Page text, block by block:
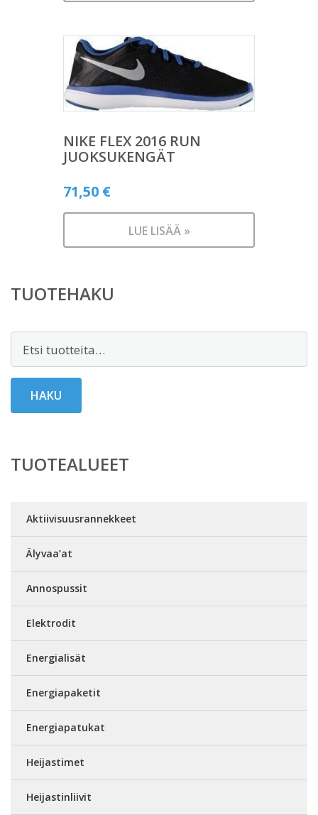
NIKE FLEX 2016 RUN
JUOKSUKENGÄT
71,50 €
LUE LISÄÄ »
TUOTEHAKU
HAKU
TUOTEALUEET
Aktiivisuusrannekkeet
Älyvaa’at
Annospussit
Elektrodit
Energialisät
Energiapaketit
Energiapatukat
Heijastimet
Heijastinliivit